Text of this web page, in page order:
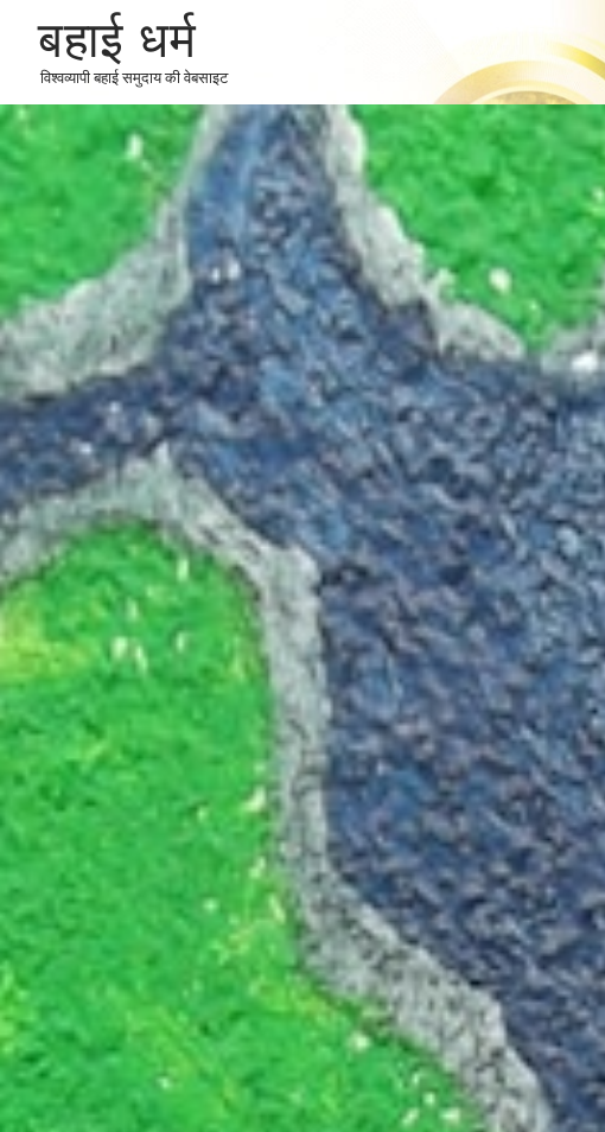
बहाई धर्म
विश्वव्यापी बहाई समुदाय की वेबसाइट